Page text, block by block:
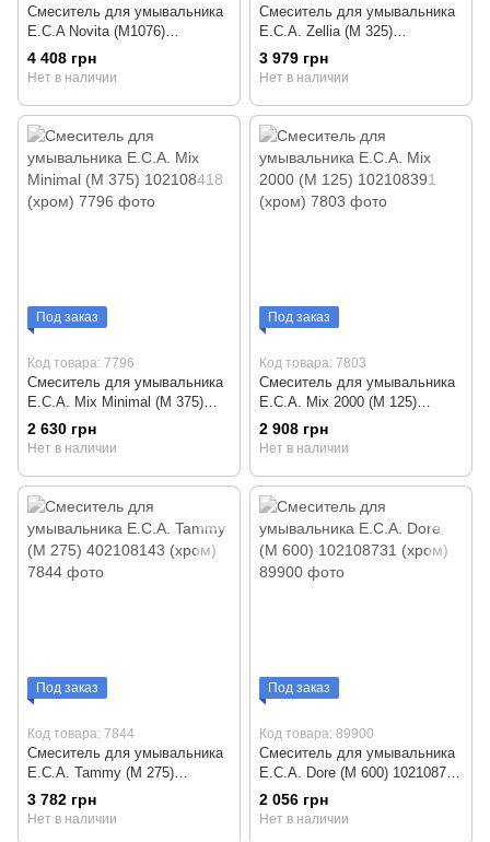
Смеситель для умывальника
E.C.A Novita (М1076)
104108925 (белый-хром)
4 408 грн
Нет в наличии
Смеситель для умывальника
E.C.A. Zellia (М 325)
102108683 (хром)
3 979 грн
Нет в наличии
Под заказ
Код товара: 7796
Смеситель для умывальника
E.C.A. Mix Minimal (М 375)
102108418 (хром)
2 630 грн
Нет в наличии
Под заказ
Код товара: 7803
Смеситель для умывальника
E.C.A. Mix 2000 (М 125)
102108391 (хром)
2 908 грн
Нет в наличии
Под заказ
Код товара: 7844
Смеситель для умывальника
E.C.A. Tammy (М 275)
402108143 (хром)
3 782 грн
Нет в наличии
Под заказ
Код товара: 89900
Смеситель для умывальника
E.C.A. Dore (М 600) 102108731
(хром)
2 056 грн
Нет в наличии